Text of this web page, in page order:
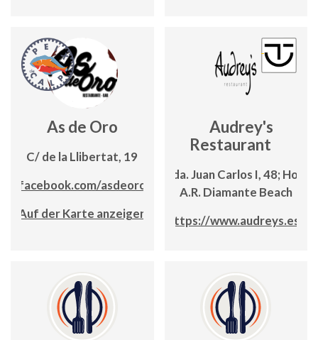
As de Oro
C/ de la Llibertat, 19
asdeorocalpe
Auf der Karte anzeigen
Audrey's
Restaurant
Avda. Juan Carlos I, 48; Hotel
A.R. Diamante Beach
https://www.audreys.es/